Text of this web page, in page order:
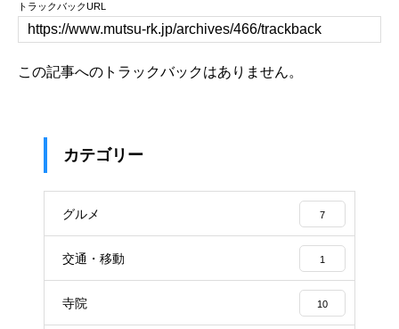
トラックバックURL
この記事へのトラックバックはありません。
カテゴリー
グルメ 7
交通・移動 1
寺院 10